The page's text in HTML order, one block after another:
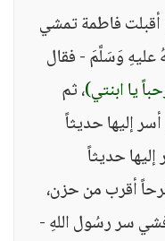
أقبلت فاطمة تمشي
عليهِ وَسَلَّمَ - فقال
يا ابنتي)، ثم
إليها حديثاً
حديثاً
أقرب من حزن،
سر رسُول اللهِ -